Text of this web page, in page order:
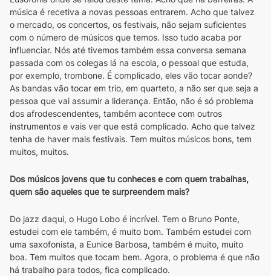
música é recetiva a novas pessoas entrarem. Acho que talvez
o mercado, os concertos, os festivais, não sejam suficientes
com o número de músicos que temos. Isso tudo acaba por
influenciar. Nós até tivemos também essa conversa semana
passada com os colegas lá na escola, o pessoal que estuda,
por exemplo, trombone. É complicado, eles vão tocar aonde?
As bandas vão tocar em trio, em quarteto, a não ser que seja a
pessoa que vai assumir a liderança. Então, não é só problema
dos afrodescendentes, também acontece com outros
instrumentos e vais ver que está complicado. Acho que talvez
tenha de haver mais festivais. Tem muitos músicos bons, tem
muitos, muitos.
Dos músicos jovens que tu conheces e com quem trabalhas,
quem são aqueles que te surpreendem mais?
Do jazz daqui, o Hugo Lobo é incrível. Tem o Bruno Ponte,
estudei com ele também, é muito bom. Também estudei com
uma saxofonista, a Eunice Barbosa, também é muito, muito
boa. Tem muitos que tocam bem. Agora, o problema é que não
há trabalho para todos, fica complicado.